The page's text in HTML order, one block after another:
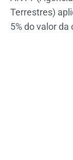
Terrestres)
5% do valor da